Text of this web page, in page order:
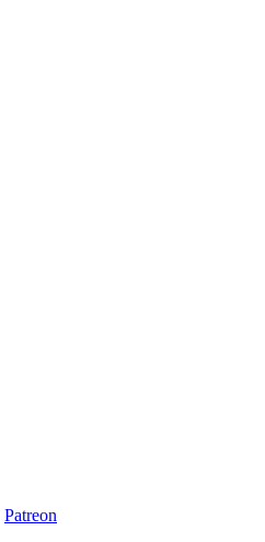
Patreon